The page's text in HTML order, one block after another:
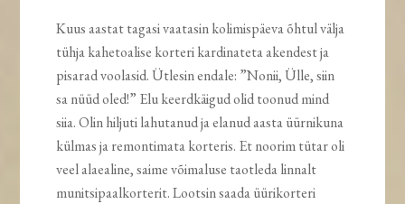
Kuus aastat tagasi vaatasin kolimispäeva õhtul välja
tühja kahetoalise korteri kardinateta akendest ja
pisarad voolasid. Ütlesin endale: ”Nonii, Ülle, siin
sa nüüd oled!” Elu keerdkäigud olid toonud mind
siia. Olin hiljuti lahutanud ja elanud aasta üürnikuna
külmas ja remontimata korteris. Et noorim tütar oli
veel alaealine, saime võimaluse taotleda linnalt
munitsipaalkorterit. Lootsin saada üürikorteri